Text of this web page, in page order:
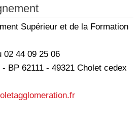
Supérieur et de la Formation
02 44 09 25 06
BP 62111 - 49321 Cholet cedex